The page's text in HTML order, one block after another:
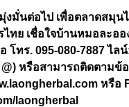
งมั่นต่อไป เพื่อตลาดสมุน
ทย เชื่อใจบ้านหมอละออ
โทร. 095-080-7887 ไลน์
หรือสามารถติดตามข้
หรือ
laongherbal